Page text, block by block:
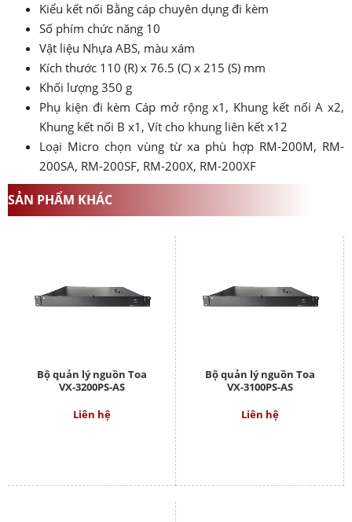
Kiểu kết nối Bằng cáp chuyên dụng đi kèm
Số phím chức năng 10
Vật liệu Nhựa ABS, màu xám
Kích thước 110 (R) x 76.5 (C) x 215 (S) mm
Khối lượng 350 g
Phụ kiện đi kèm Cáp mở rộng x1, Khung kết nối A x2,
Khung kết nối B x1, Vít cho khung liên kết x12
Loại Micro chọn vùng từ xa phù hợp RM-200M, RM-
200SA, RM-200SF, RM-200X, RM-200XF
SẢN PHẨM KHÁC
Bộ quản lý nguồn Toa
VX-3200PS-AS
Liên hệ
Bộ quản lý nguồn Toa
VX-3100PS-AS
Liên hệ